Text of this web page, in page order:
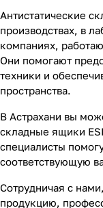
Антистатические
производствах, в
компаниях,
Они помогают
техники и
пространства.
В Астрахани вы
складные ящики
специалисты
соответствующую
Сотрудничая с
продукцию,